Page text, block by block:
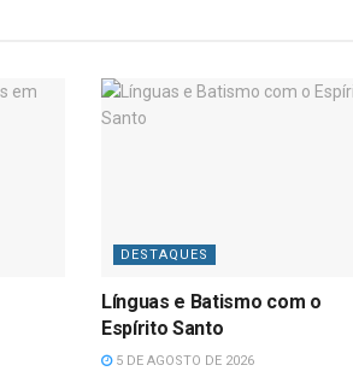
DESTAQUES
Línguas e Batismo com o
Espírito Santo
5 DE AGOSTO DE 2026